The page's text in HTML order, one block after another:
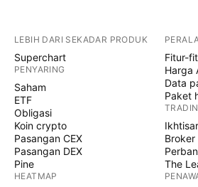
LEBIH DARI SEKADAR PRODUK
Superchart
PENYARING
Saham
ETF
Obligasi
Koin crypto
Pasangan CEX
Pasangan DEX
Pine
HEATMAP
Fitur-
Harga
Data
Paket
Ikhtisar
Broker
The